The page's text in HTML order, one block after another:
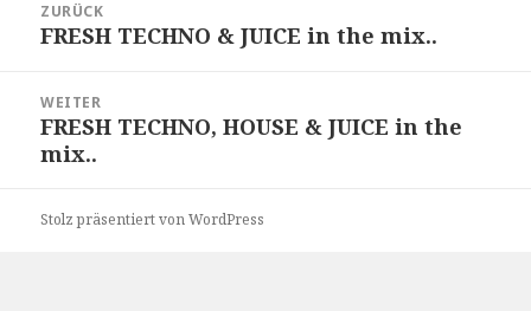
ZURÜCK
Vorheriger
FRESH TECHNO & JUICE in the mix..
WEITER
Nächster
Beitrag:
FRESH TECHNO, HOUSE & JUICE in the
mix..
Stolz präsentiert von WordPress